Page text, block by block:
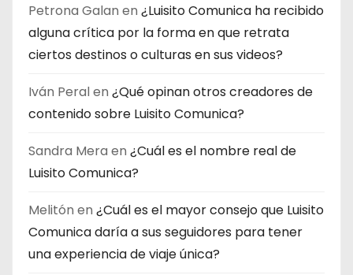
Petrona Galan en ¿Luisito Comunica ha recibido
alguna crítica por la forma en que retrata
ciertos destinos o culturas en sus videos?
Iván Peralen ¿Qué opinan otros creadores de
contenido sobre Luisito Comunica?
Sandra Mera en ¿Cuál es el nombre real de
Luisito Comunica?
Melitón en ¿Cuál es el mayor consejo que Luisito
Comunica daría a sus seguidores para tener
una experiencia de viaje única?